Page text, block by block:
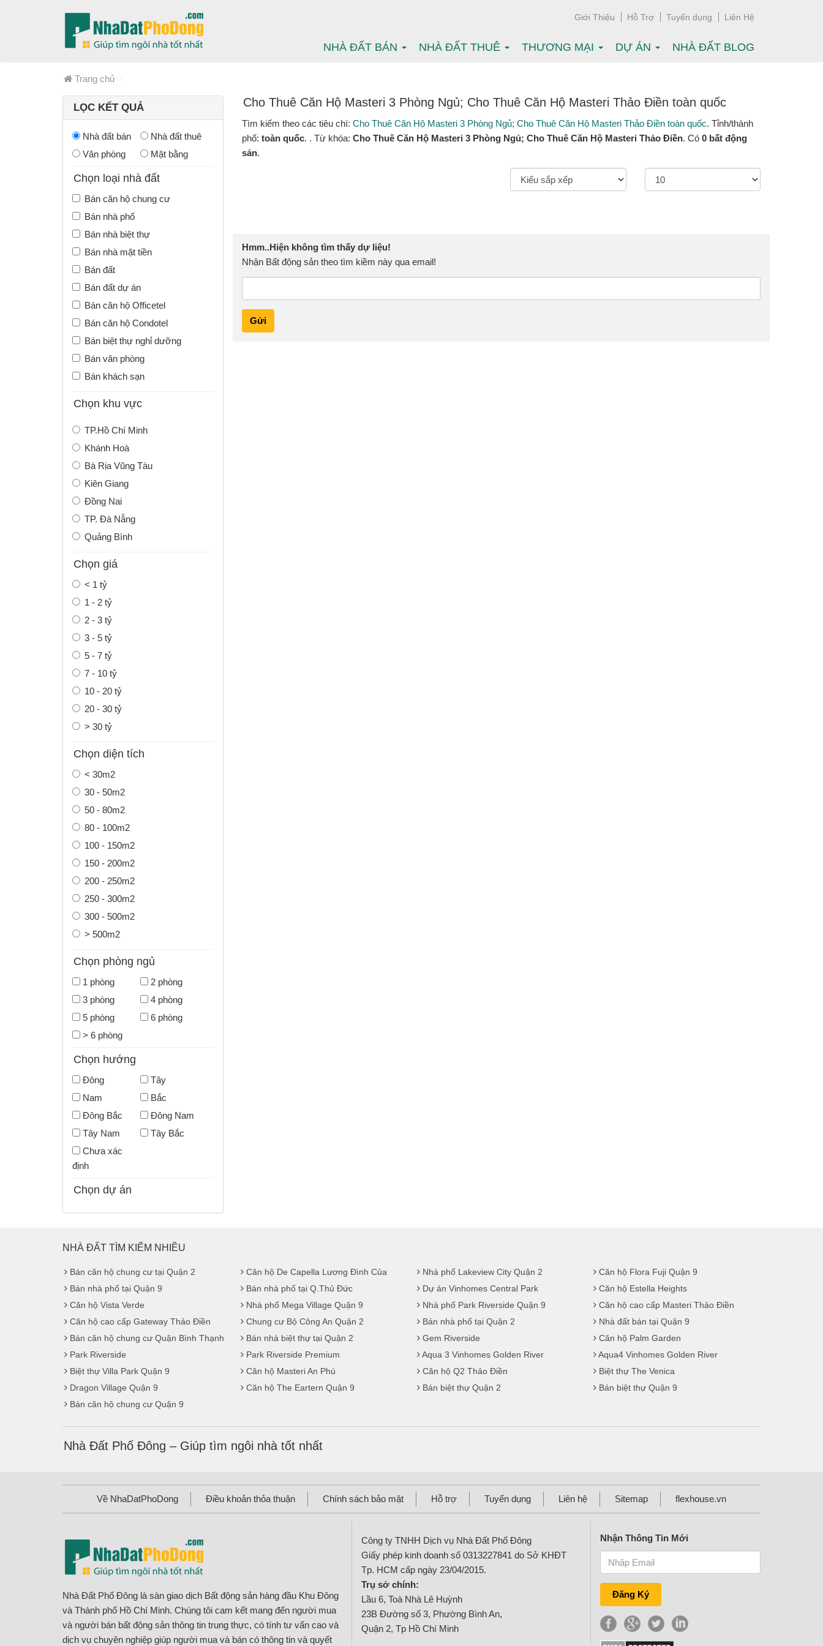
Giới Thiệu Hỗ Trợ Tuyển dụng Liên Hệ
NHÀ ĐẤT BÁN NHÀ ĐẤT THUÊ THƯƠNG MẠI DỰ ÁN NHÀ ĐẤT BLOG
Trang chủ
LỌC KẾT QUẢ
Nhà đất bán
Nhà đất thuê
Văn phòng
Mặt bằng
Chọn loại nhà đất
Bán căn hộ chung cư
Bán nhà phố
Bán nhà biệt thự
Bán nhà mặt tiền
Bán đất
Bán đất dự án
Bán căn hộ Officetel
Bán căn hộ Condotel
Bán biệt thự nghỉ dưỡng
Bán văn phòng
Bán khách sạn
Chọn khu vực
TP.Hồ Chí Minh
Khánh Hoà
Bà Rịa Vũng Tàu
Kiên Giang
Đồng Nai
TP. Đà Nẵng
Quảng Bình
Chọn giá
< 1 tỷ
1 - 2 tỷ
2 - 3 tỷ
3 - 5 tỷ
5 - 7 tỷ
7 - 10 tỷ
10 - 20 tỷ
20 - 30 tỷ
> 30 tỷ
Chọn diện tích
< 30m2
30 - 50m2
50 - 80m2
80 - 100m2
100 - 150m2
150 - 200m2
200 - 250m2
250 - 300m2
300 - 500m2
> 500m2
Chọn phòng ngủ
1 phòng
2 phòng
3 phòng
4 phòng
5 phòng
6 phòng
> 6 phòng
Chọn hướng
Đông
Tây
Nam
Bắc
Đông Bắc
Đông Nam
Tây Nam
Tây Bắc
Chưa xác
định
Chọn dự án
Cho Thuê Căn Hộ Masteri 3 Phòng Ngủ; Cho Thuê Căn Hộ Masteri Thảo Điền toàn quốc
Tìm kiếm theo các tiêu chí: Cho Thuê Căn Hộ Masteri 3 Phòng Ngủ; Cho Thuê Căn Hộ Masteri Thảo Điền toàn quốc. Tỉnh/thành
phố: toàn quốc. . Từ khóa: Cho Thuê Căn Hộ Masteri 3 Phòng Ngủ; Cho Thuê Căn Hộ Masteri Thảo Điền. Có 0 bất động
sản.
Hmm..Hiện không tìm thấy dự liệu!
Nhận Bất động sản theo tìm kiềm này qua email!
Gửi
NHÀ ĐẤT TÌM KIẾM NHIỀU
Bán căn hộ chung cư tại Quận 2 Căn hộ De Capella Lương Đình Của Nhà phố Lakeview City Quận 2
Căn hộ Flora Fuji Quận 9
Bán nhà phố tại Quận 9
Bán nhà phố tại Q.Thủ Đức Dự án Vinhomes Central Park
Căn hộ Estella Heights
Căn hộ Vista Verde
Nhà phố Mega Village Quận 9 Nhà phố Park Riverside Quận 9
Căn hộ cao cấp Masteri Thảo Điền
Căn hộ cao cấp Gateway Thảo Điền
Chung cư Bộ Công An Quận 2 Bán nhà phố tại Quận 2
Nhà đất bán tại Quận 9
Bán căn hộ chung cư Quận Bình Thạnh
Bán nhà biệt thự tại Quận 2 Gem Riverside
Căn hộ Palm Garden
Park Riverside
Park Riverside Premium Aqua 3 Vinhomes Golden River
Aqua4 Vinhomes Golden River
Biệt thự Villa Park Quận 9
Căn hộ Masteri An Phú Căn hộ Q2 Thảo Điền
Biệt thự The Venica
Dragon Village Quận 9
Căn hộ The Eartern Quận 9 Bán biệt thự Quận 2
Bán biệt thự Quận 9
Bán căn hộ chung cư Quận 9
Nhà Đất Phố Đông – Giúp tìm ngôi nhà tốt nhất
Về NhaDatPhoDong Điều khoản thỏa thuận Chính sách bảo mật Hỗ trợ Tuyển dụng Liên hệ Sitemap flexhouse.vn
Nhà Đất Phố Đông là sàn giao dịch Bất động sản hàng đầu Khu Đông
và Thành phố Hồ Chí Minh. Chúng tôi cam kết mang đến người mua
và người bán bất động sản thông tin trung thực, có tính tư vấn cao và
dịch vụ chuyên nghiệp giúp người mua và bán có thông tin và quyết
Công ty TNHH Dịch vụ Nhà Đất Phố Đông
Giấy phép kinh doanh số 0313227841 do Sở KHĐT
Tp. HCM cấp ngày 23/04/2015.
Trụ sở chính:
Lầu 6, Toà Nhà Lê Huỳnh
23B Đường số 3, Phường Bình An,
Quận 2, Tp Hồ Chí Minh
Nhận Thông Tin Mới
Đăng Ký